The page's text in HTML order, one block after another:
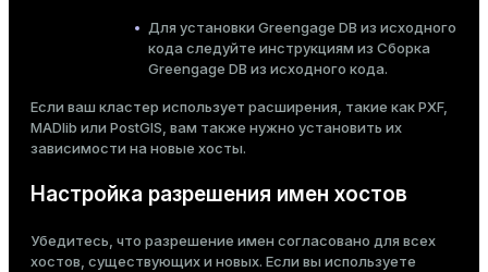
Для установки Greengage DB из исходного
кода следуйте инструкциям из Сборка
Greengage DB из исходного кода.
Если ваш кластер использует расширения, такие как PXF,
MADlib или PostGIS, вам также нужно установить их
зависимости на новые хосты.
Настройка разрешения имен хостов
Убедитесь, что разрешение имен согласовано для всех
хостов, существующих и новых. Если вы используете